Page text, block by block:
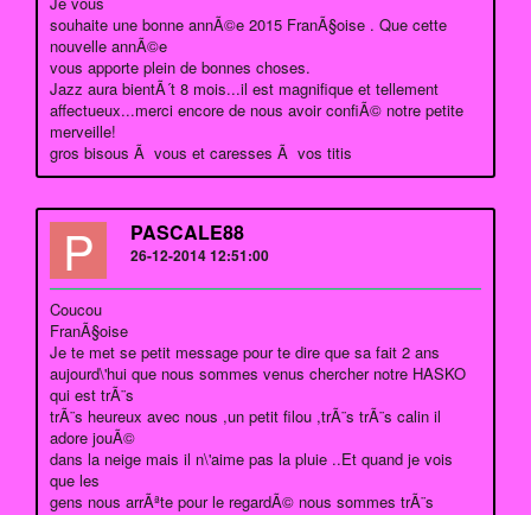
souhaite une bonne annÃ©e 2015 FranÃ§oise . Que cette
nouvelle annÃ©e
vous apporte plein de bonnes choses.
Jazz aura bientÃ´t 8 mois...il est magnifique et tellement
affectueux...merci encore de nous avoir confiÃ© notre petite
merveille!
gros bisous Ã vous et caresses Ã vos titis
P PASCALE88
26-12-2014 12:51:00
Coucou
FranÃ§oise
Je te met se petit message pour te dire que sa fait 2 ans
aujourd\'hui que nous sommes venus chercher notre HASKO
qui est trÃ¨s
trÃ¨s heureux avec nous ,un petit filou ,trÃ¨s trÃ¨s calin il
adore jouÃ©
dans la neige mais il n\'aime pas la pluie ..Et quand je vois
que les
gens nous arrÃªte pour le regardÃ© nous sommes trÃ¨s